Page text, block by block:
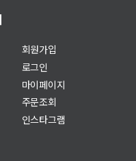
회원가입
로그인
마이페이지
주문조회
인스타그램